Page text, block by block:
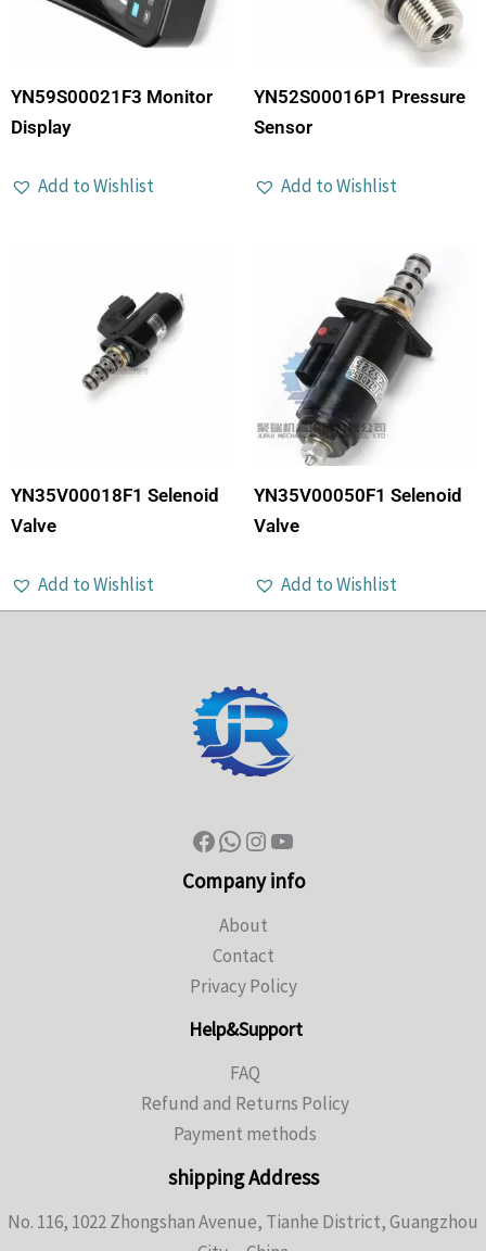
YN59S00021F3 Monitor
Display
Add to Wishlist
YN52S00016P1 Pressure
Sensor
Add to Wishlist
YN35V00018F1 Selenoid
Valve
Add to Wishlist
YN35V00050F1 Selenoid
Valve
Add to Wishlist
Company info
About
Contact
Privacy Policy
Help&Support
FAQ
Refund and Returns Policy
Payment methods
shipping Address
No. 116, 1022 Zhongshan Avenue, Tianhe District, Guangzhou